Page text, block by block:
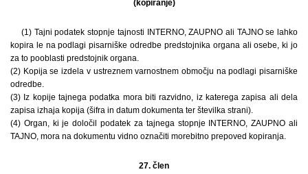
(kopiranje)
(1) Tajni podatek stopnje tajnosti INTERNO, ZAUPNO ali TAJNO se lahko
kopira le na podlagi pisarniške odredbe predstojnika organa ali osebe, ki jo
za to pooblasti predstojnik organa.
(2) Kopija se izdela v ustreznem varnostnem območju na podlagi pisarniške
odredbe.
(3) Iz kopije tajnega podatka mora biti razvidno, iz katerega zapisa ali dela
zapisa izhaja kopija (šifra in datum dokumenta ter številka strani).
(4) Organ, ki je določil podatek za tajnega stopnje INTERNO, ZAUPNO ali
TAJNO, mora na dokumentu vidno označiti morebitno prepoved kopiranja.
27. člen